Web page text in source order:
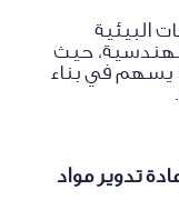
البيئية
حيث
يسهم في بناء
تدوير مواد